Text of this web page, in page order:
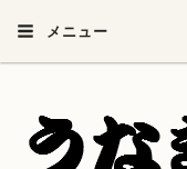
メニュー